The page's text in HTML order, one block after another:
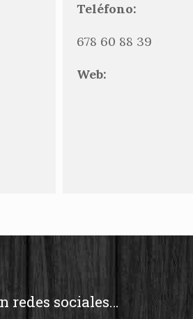
Teléfono:
678 60 88 39
Web:
redes sociales…